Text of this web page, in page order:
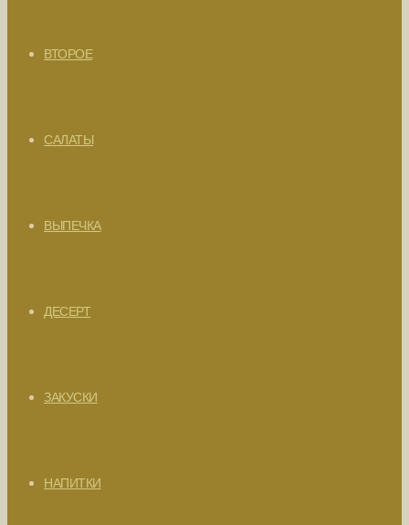
ВТОРОЕ
САЛАТЫ
ВЫПЕЧКА
ДЕСЕРТ
ЗАКУСКИ
НАПИТКИ